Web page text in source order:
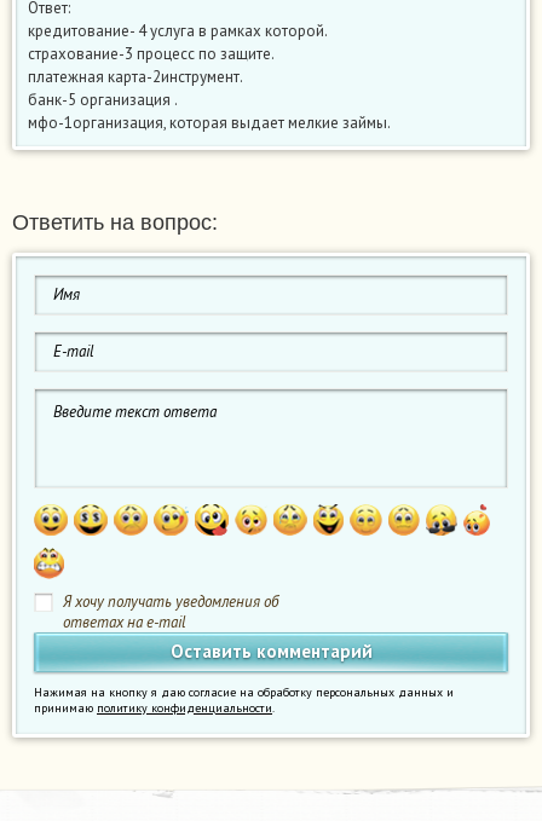
Ответ:
кредитование- 4 услуга в рамках которой.
страхование-3 процесс по защите.
платежная карта-2инструмент.
банк-5 организация .
мфо-1организация, которая выдает мелкие займы.
Ответить на вопрос:
Я хочу получать уведомления об
ответах на e-mail
Нажимая на кнопку я даю согласие на обработку персональных данных и
принимаю политику конфиденциальности.